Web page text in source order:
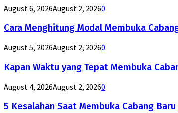
August 6, 2026August 2, 20260
Cara Menghitung Modal Membuka
August 5, 2026August 2, 20260
Kapan Waktu yang Tepat Membuka
August 4, 2026August 2, 20260
5 Kesalahan Saat Membuka Cabang